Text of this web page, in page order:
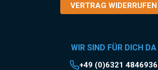
VERTRAG WIDERRUFEN
WIR SIND FÜR DICH DA
+49 (0)6321 4846936